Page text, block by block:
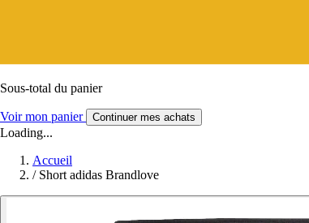
Sous-total du panier
Voir mon panier Continuer mes achats
Loading...
Accueil
/ Short adidas Brandlove